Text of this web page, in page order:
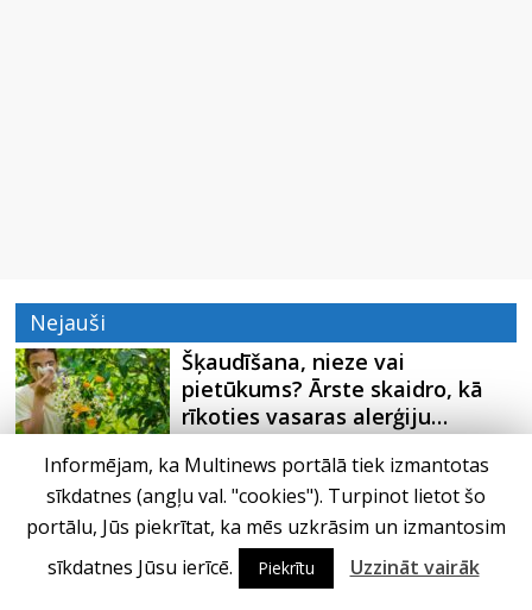
Nejauši
Šķaudīšana, nieze vai
pietūkums? Ārste skaidro, kā
rīkoties vasaras alerģiju…
Edvards Strazdiņš, niekojoties
ar mākslīgo intelektu, rada
jaunu dziesmu
Informējam, ka Multinews portālā tiek izmantotas
sīkdatnes (angļu val. "cookies"). Turpinot lietot šo
portālu, Jūs piekrītat, ka mēs uzkrāsim un izmantosim
sīkdatnes Jūsu ierīcē.
Piekrītu Uzzināt vairāk